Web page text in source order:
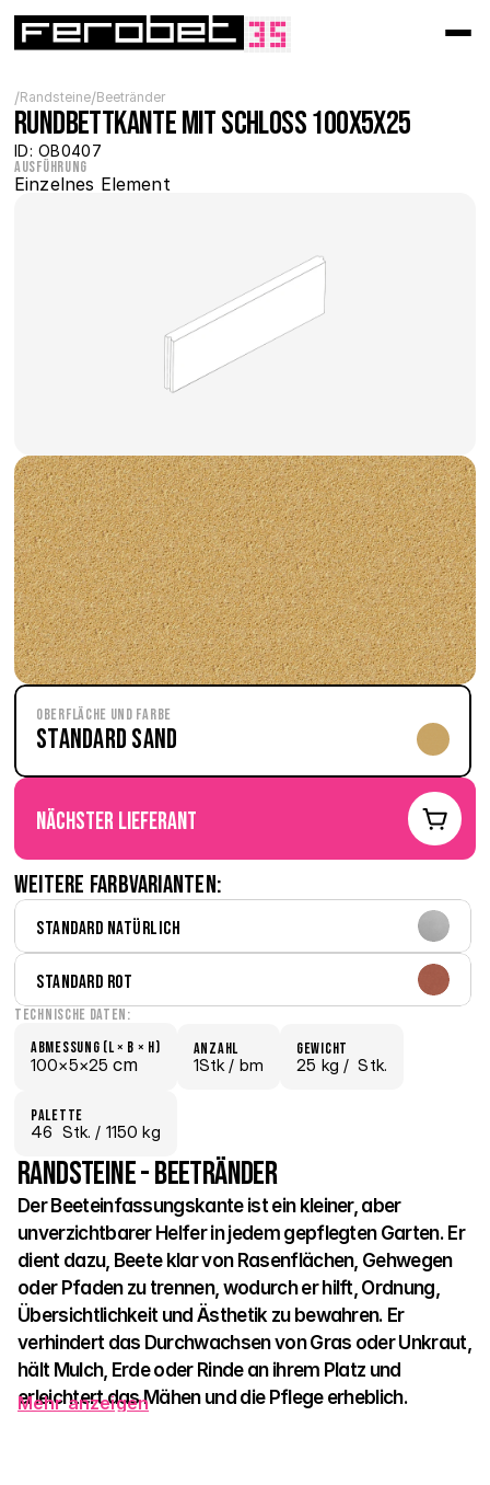
/Randsteine/Beetränder
Rundbettkante mit Schloss 100x5x25
ID: OB0407
Ausführung
Einzelnes Element
Oberfläche und Farbe
Standard Sand
nächster Lieferant
Weitere Farbvarianten:
Standard Natürlich
Standard Rot
Technische Daten:
Abmessung (L × B × H)
100×5×25 cm
Anzahl
1Stk / bm
Gewicht
25 kg /
  Stk.
Palette
46
  Stk.
/ 1150 kg
Randsteine - Beetränder
Der Beeteinfassungskante ist ein kleiner, aber
unverzichtbarer Helfer in jedem gepflegten Garten. Er
dient dazu, Beete klar von Rasenflächen, Gehwegen
oder Pfaden zu trennen, wodurch er hilft, Ordnung,
Übersichtlichkeit und Ästhetik zu bewahren. Er
verhindert das Durchwachsen von Gras oder Unkraut,
hält Mulch, Erde oder Rinde an ihrem Platz und
erleichtert das Mähen und die Pflege erheblich.
Mehr anzeigen